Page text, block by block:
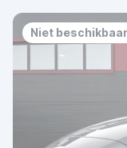
Niet beschikbaar